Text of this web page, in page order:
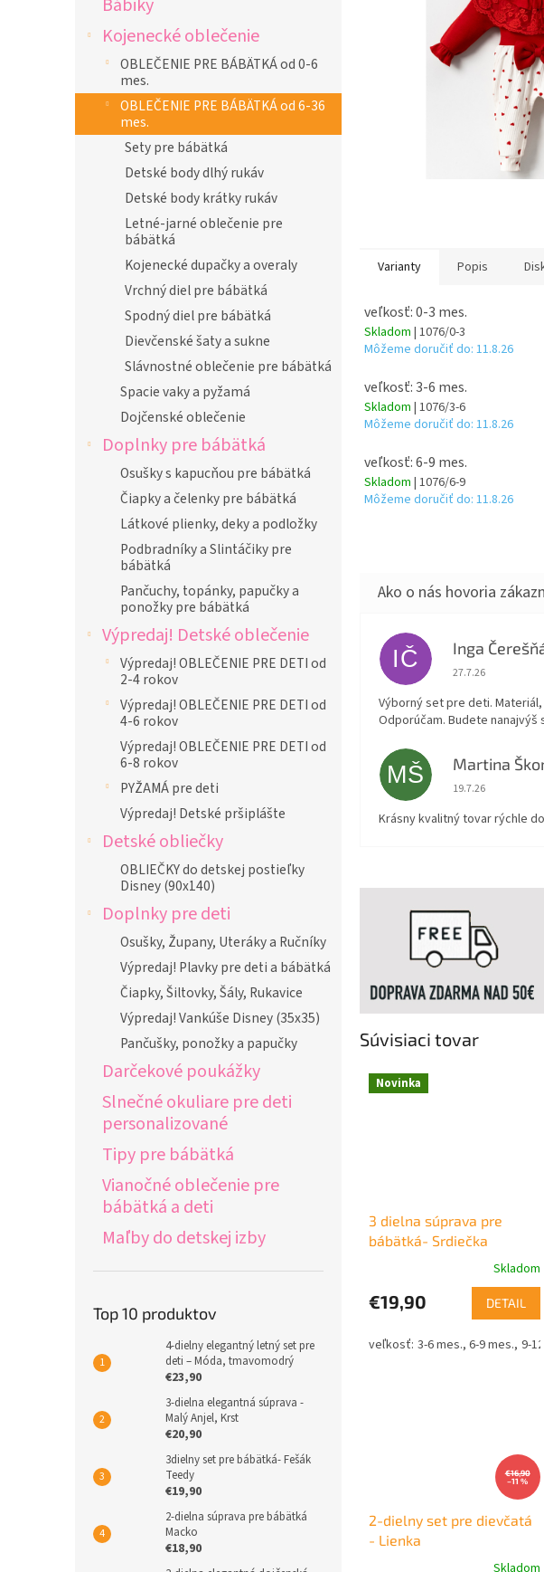
Kojenecké oblečenie
OBLEČENIE PRE BÁBÄTKÁ od 0-6
mes.
OBLEČENIE PRE BÁBÄTKÁ od 6-36
mes.
Sety pre bábätká
Detské body dlhý rukáv
Detské body krátky rukáv
Letné-jarné oblečenie pre
bábätká
Kojenecké dupačky a overaly
Vrchný diel pre bábätká
Spodný diel pre bábätká
Dievčenské šaty a sukne
Slávnostné oblečenie pre bábätká
Spacie vaky a pyžamá
Dojčenské oblečenie
Doplnky pre bábätká
Osušky s kapucňou pre bábätká
Čiapky a čelenky pre bábätká
Látkové plienky, deky a podložky
Podbradníky a Slintáčiky pre
bábätká
Pančuchy, topánky, papučky a
ponožky pre bábätká
Výpredaj! Detské oblečenie
Výpredaj! OBLEČENIE PRE DETI od
2-4 rokov
Výpredaj! OBLEČENIE PRE DETI od
4-6 rokov
Výpredaj! OBLEČENIE PRE DETI od
6-8 rokov
PYŽAMÁ pre deti
Výpredaj! Detské pršiplášte
Detské obliečky
OBLIEČKY do detskej postieľky
Disney (90x140)
Doplnky pre deti
Osušky, Župany, Uteráky a Ručníky
Výpredaj! Plavky pre deti a bábätká
Čiapky, Šiltovky, Šály, Rukavice
Výpredaj! Vankúše Disney (35x35)
Pančušky, ponožky a papučky
Darčekové poukážky
Slnečné okuliare pre deti
personalizované
Tipy pre bábätká
Vianočné oblečenie pre
bábätká a deti
Maľby do detskej izby
Top 10 produktov
4-dielny elegantný letný set pre
deti – Móda, tmavomodrý
€23,90
3-dielna elegantná súprava -
Malý Anjel, Krst
€20,90
3dielny set pre bábätká- Fešák
Teedy
€19,90
2-dielna súprava pre bábätká
Macko
€18,90
Súvisiaci tovar
Novinka
3 dielna súprava pre
bábätká- Srdiečka
Skladom
€19,90 DETAIL
3-6 mes. 6-9 mes. 9-
€16,90
–11 %
2-dielny set pre dievčatá
- Lienka
Skladom
Varianty Popis
veľkosť: 0-3 mes.
Skladom | 1076/0-3
Môžeme doručiť do: 11.8.26
veľkosť: 3-6 mes.
Skladom | 1076/3-6
Môžeme doručiť do: 11.8.26
veľkosť: 6-9 mes.
Skladom | 1076/6-9
Môžeme doručiť do: 11.8.26
IČ Inga
Hodnotenie
27.7.26
Výborný set pre deti.
Odporúčam. Budete nanajvýš
MŠ Martina
Hodnotenie
19.7.26
Krásny kvalitný tovar rýchle